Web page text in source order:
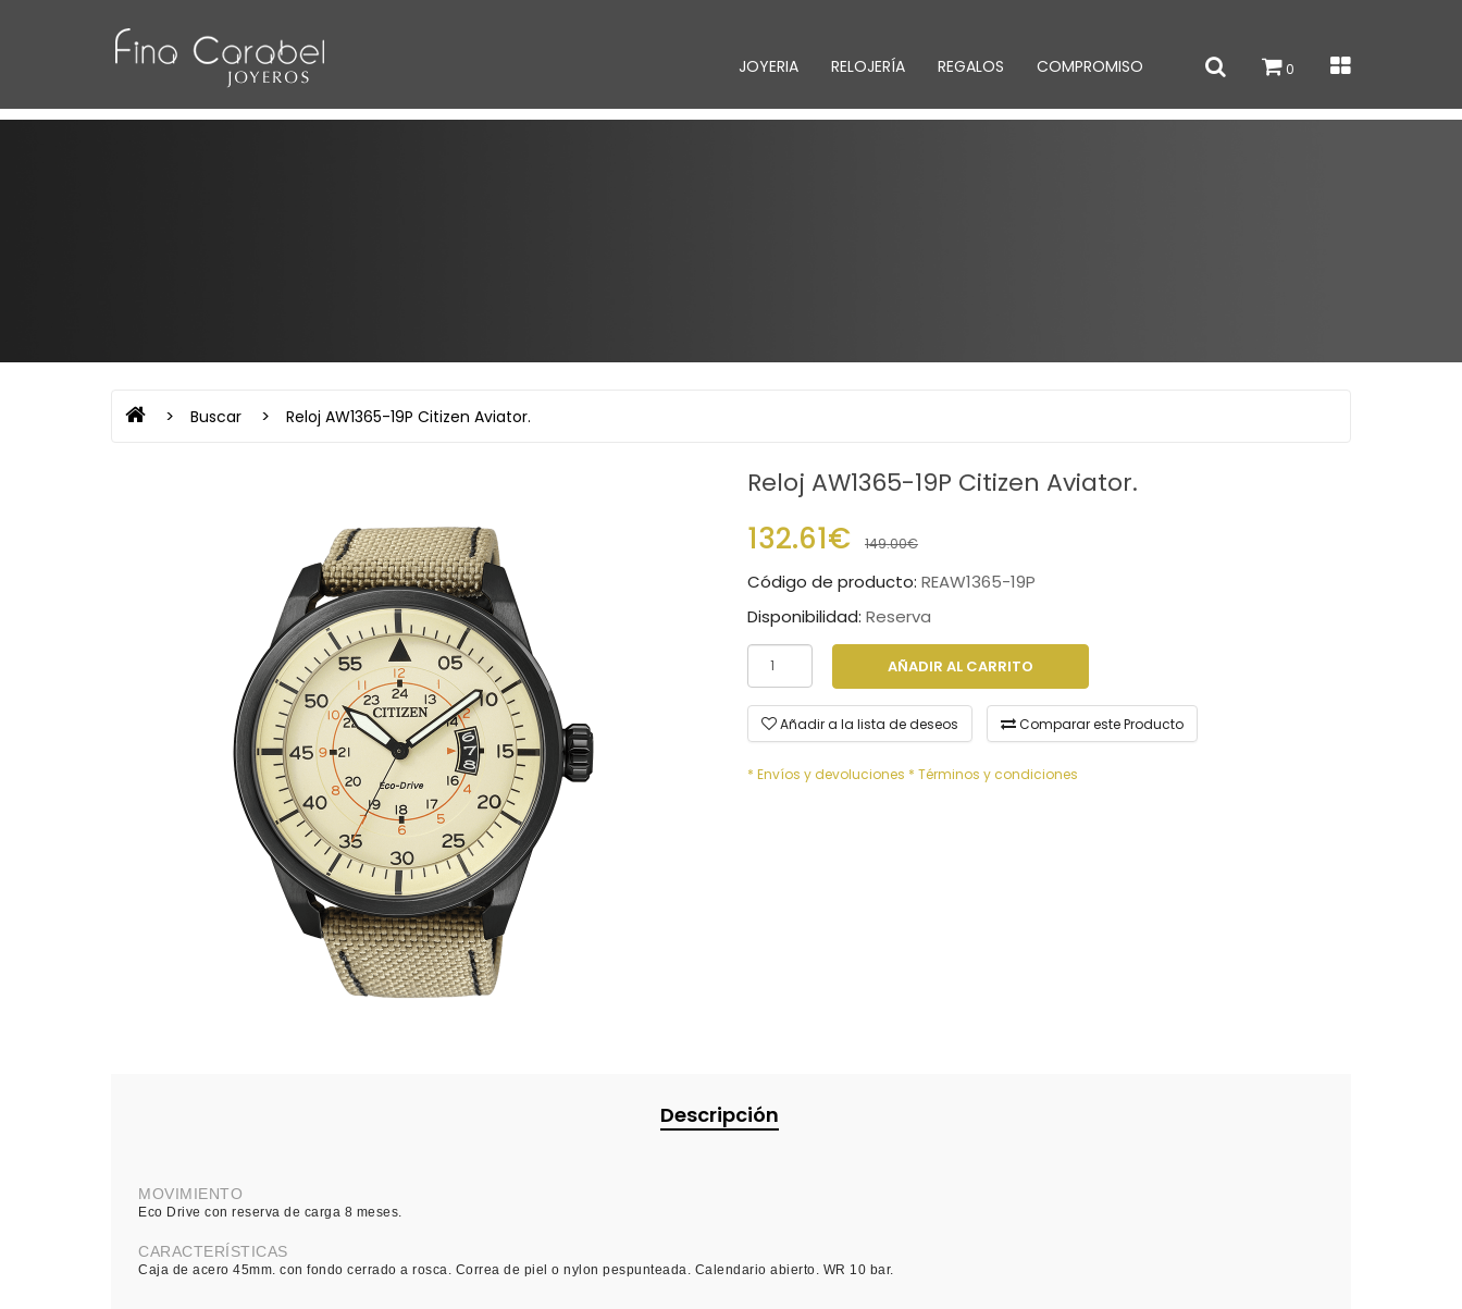
0
JOYERIA RELOJERÍA REGALOS COMPROMISO
Buscar Reloj AW1365-19P Citizen Aviator.
Reloj AW1365-19P Citizen Aviator.
132.61€ 149.00€
Código de producto: REAW1365-19P
Disponibilidad: Reserva
AÑADIR AL CARRITO
Añadir a la lista de deseos Comparar este Producto
* Envíos y devoluciones * Términos y condiciones
Descripción
MOVIMIENTO
Eco Drive con reserva de carga 8 meses.
CARACTERÍSTICAS
Caja de acero 45mm. con fondo cerrado a rosca. Correa de piel o nylon pespunteada. Calendario abierto. WR 10 bar.